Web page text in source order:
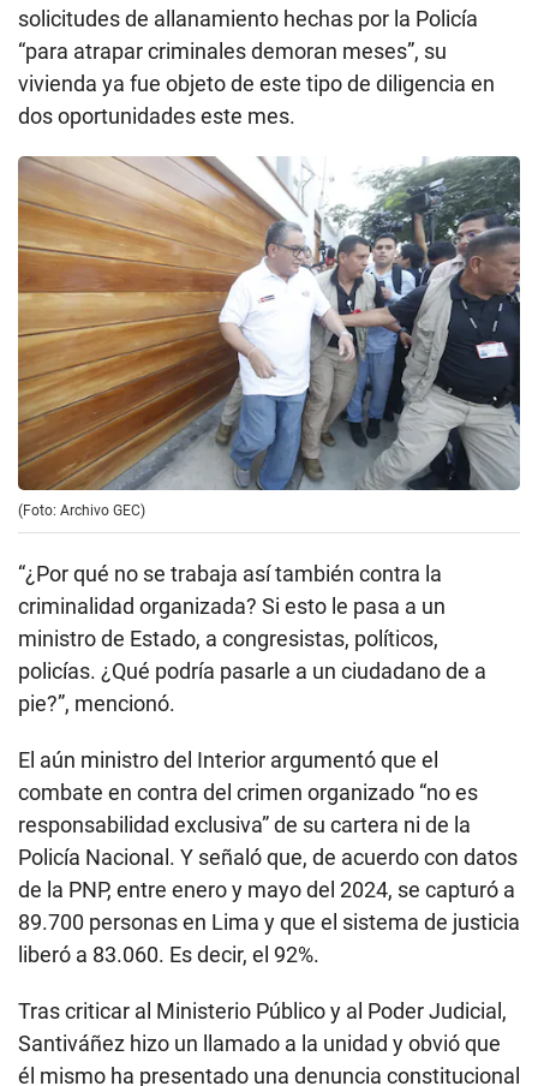
solicitudes de allanamiento hechas por la Policía
“para atrapar criminales demoran meses”, su
vivienda ya fue objeto de este tipo de diligencia en
dos oportunidades este mes.
(Foto: Archivo GEC)
“¿Por qué no se trabaja así también contra la
criminalidad organizada? Si esto le pasa a un
ministro de Estado, a congresistas, políticos,
policías. ¿Qué podría pasarle a un ciudadano de a
pie?”, mencionó.
El aún ministro del Interior argumentó que el
combate en contra del crimen organizado “no es
responsabilidad exclusiva” de su cartera ni de la
Policía Nacional. Y señaló que, de acuerdo con datos
de la PNP, entre enero y mayo del 2024, se capturó a
89.700 personas en Lima y que el sistema de justicia
liberó a 83.060. Es decir, el 92%.
Tras criticar al Ministerio Público y al Poder Judicial,
Santiváñez hizo un llamado a la unidad y obvió que
él mismo ha presentado una denuncia constitucional